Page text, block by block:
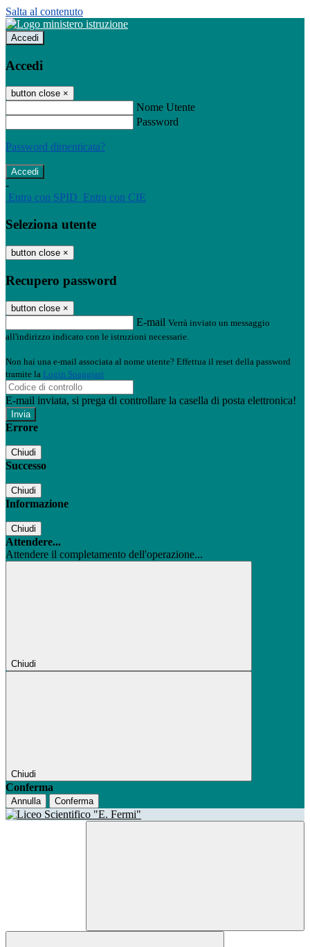
Salta al contenuto
Accedi
Accedi
button close ×
Nome Utente
Password
Password dimenticata?
-
Entra con SPID Entra con CIE
Seleziona utente
button close ×
Recupero password
button close ×
E-mail Verrà inviato un messaggio
all'indirizzo indicato con le istruzioni necessarie.
Non hai una e-mail associata al nome utente? Effettua il reset della password
tramite la Login Spaggiari
E-mail inviata, si prega di controllare la casella di posta elettronica!
Errore
Chiudi
Successo
Chiudi
Informazione
Chiudi
Attendere...
Attendere il completamento dell'operazione...
Chiudi
Chiudi
Conferma
Annulla Conferma